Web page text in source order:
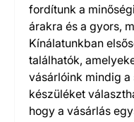
fordítunk a
árakra és a gyors,
Kínálatunkban
találhatók,
vásárlóink mindig
készüléket
hogy a vásárlás